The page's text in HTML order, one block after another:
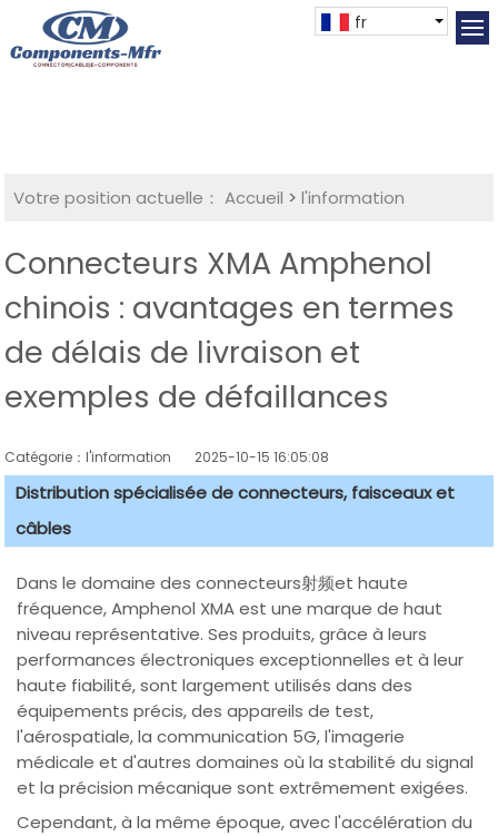
fr
Votre position actuelle： Accueil >l'information
Connecteurs XMA Amphenol
chinois : avantages en termes
de délais de livraison et
exemples de défaillances
Catégorie：l'information 2025-10-15 16:05:08
Distribution spécialisée de connecteurs, faisceaux et
câbles
Dans le domaine des connecteurs射频et haute
fréquence, Amphenol XMA est une marque de haut
niveau représentative. Ses produits, grâce à leurs
performances électroniques exceptionnelles et à leur
haute fiabilité, sont largement utilisés dans des
équipements précis, des appareils de test,
l'aérospatiale, la communication 5G, l'imagerie
médicale et d'autres domaines où la stabilité du signal
et la précision mécanique sont extrêmement exigées.
Cependant, à la même époque, avec l'accélération du